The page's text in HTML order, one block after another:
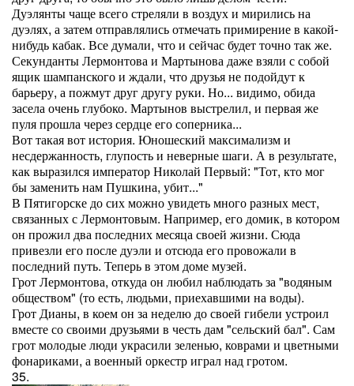
Дуэлянты чаще всего стреляли в воздух и мирились на
дуэлях, а затем отправлялись отмечать примирение в какой-
нибудь кабак. Все думали, что и сейчас будет точно так же.
Секунданты Лермонтова и Мартынова даже взяли с собой
ящик шампанского и ждали, что друзья не подойдут к
барьеру, а пожмут друг другу руки. Но... видимо, обида
засела очень глубоко. Мартынов выстрелил, и первая же
пуля прошла через сердце его соперника...
Вот такая вот история. Юношеский максимализм и
несдержанность, глупость и неверные шаги. А в результате,
как выразился император Николай Первый: "Тот, кто мог
бы заменить нам Пушкина, убит..."
В Пятигорске до сих можно увидеть много разных мест,
связанных с Лермонтовым. Например, его домик, в котором
он прожил два последних месяца своей жизни. Сюда
привезли его после дуэли и отсюда его провожали в
последний путь. Теперь в этом доме музей.
Грот Лермонтова, откуда он любил наблюдать за "водяным
обществом" (то есть, людьми, приехавшими на воды).
Грот Дианы, в коем он за неделю до своей гибели устроил
вместе со своими друзьями в честь дам "сельский бал". Сам
грот молодые люди украсили зеленью, коврами и цветными
фонариками, а военный оркестр играл над гротом.
35.